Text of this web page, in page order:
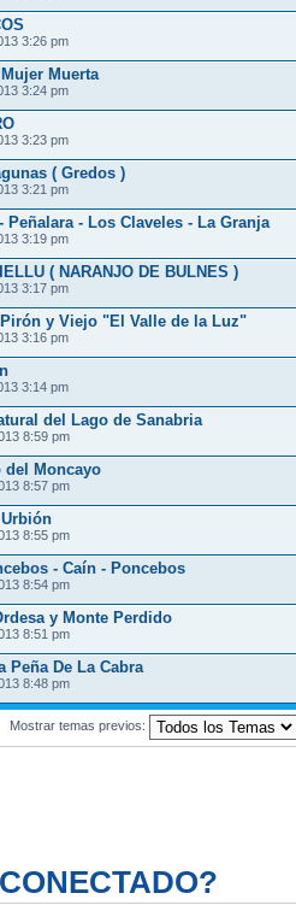
3:26 pm
Muerta
3:24 pm
3:23 pm
( Gredos )
3:21 pm
Peñalara - Los Claveles - La Granja
3:19 pm
( NARANJO DE BULNES )
3:17 pm
y Viejo "El Valle de la Luz"
3:16 pm
3:14 pm
del Lago de Sanabria
8:59 pm
del Moncayo
8:57 pm
8:55 pm
- Caín - Poncebos
8:54 pm
y Monte Perdido
8:51 pm
Peña De La Cabra
8:48 pm
Mostrar temas previos: